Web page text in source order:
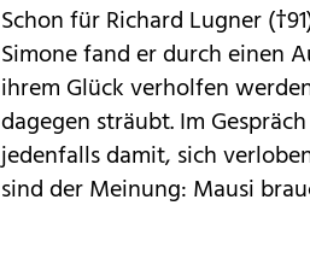
Schon für Richard Lugner
Simone fand er durch einen
ihrem Glück verholfen
dagegen sträubt. Im
jedenfalls damit, sich
sind der Meinung: Mausi